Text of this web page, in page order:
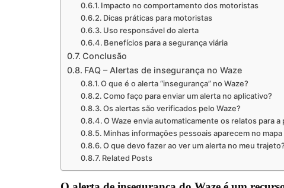
Impacto no comportamento dos motoristas
Dicas práticas para motoristas
Uso responsável do alerta
Benefícios para a segurança viária
Conclusão
FAQ – Alertas de insegurança no Waze
O que é o alerta “insegurança” no Waze?
Como faço para enviar um alerta no aplicativo?
Os alertas são verificados pelo Waze?
O Waze envia automaticamente os relatos para a
Minhas informações pessoais aparecem no
O que devo fazer ao ver um alerta no meu trajeto?
Related Posts